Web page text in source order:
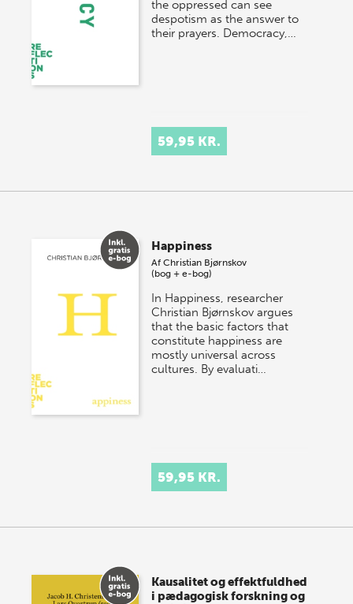
the oppressed can see
despotism as the answer to
their prayers. Democracy,…
59,95 KR.
Happiness
AfChristian Bjørnskov
(bog + e-bog)
In Happiness, researcher
Christian Bjørnskov argues
that the basic factors that
constitute happiness are
mostly universal across
cultures. By evaluati…
59,95 KR.
Kausalitet og effektfuldhed
i pædagogisk forskning og